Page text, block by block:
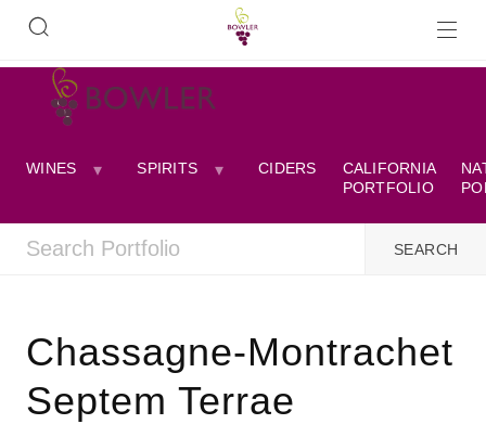
WINES SPIRITS CIDERS
CALIFORNIA
PORTFOLIO
Chassagne-Montrachet
Septem Terrae